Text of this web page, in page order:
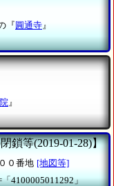
『 圓通寺』
』
鎖等(2019-01-28)】
０番地 [地図等]
4100005011292」